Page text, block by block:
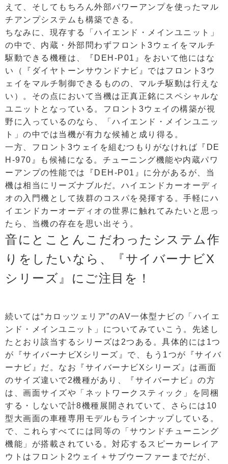
えて、そしてもちろん外部パワーアンプを使ったマル
チアンプシステムも構築できる。
ちなみに、現存する「ハイエンド・メインユニット」
の中で、内蔵・外部問わずフロント3ウェイをマルチ
駆動できる機種は、『DEH-P01』をおいて他にはな
い（『ダイヤトーンサウンドナビ』ではフロント3ウ
ェイをマルチ制御できるものの、マルチ駆動は行えな
い）。その点において当機は正真正銘にスペシャルな
ユニットとなっている。フロント3ウェイの構築が視
野に入っているのなら、「ハイエンド・メインユニッ
ト」の中では当機が有力な候補と成り得る。
一方、フロント3ウェイを組むつもりがなければ『DE
H-970』も候補になる。チューニング機能や内蔵パワ
ーアンプの性能では『DEH-P01』に分があるが、当
機は相当にリーズナブルだ。ハイエンドカーオーディ
オの入門機として抜群のコスパを発揮する。手軽にハ
イエンドカーオーディオの世界に触れてみたいと思っ
たら、当機の存在を思い出そう。
音にとことんこだわったシステム作
りをしたいなら、『サイバーナビX
シリーズ』にご注目を！
続いては“カロッツェリア”のAV一体型ナビの「ハイエ
ンド・メインユニット」についてみていこう。先述し
たとおり該当するシリーズは2つある。具体的には1つ
が『サイバーナビXシリーズ』で、もう1つが『サイバ
ーナビ』だ。なお『サイバーナビXシリーズ』は画面
のサイズ違いで2機種があり、『サイバーナビ』の方
は、画面サイズや「ネットワークスティック」を同梱
する・しないで計8機種展開されていて、さらには10
型大画面の車種専用モデルもラインナップしている。
で、これらすべてには同等の「サウンドチューニング
機能」が搭載されている。対応するスピーカーレイア
ウトはフロント2ウェイ＋サブウーファーまでだが、